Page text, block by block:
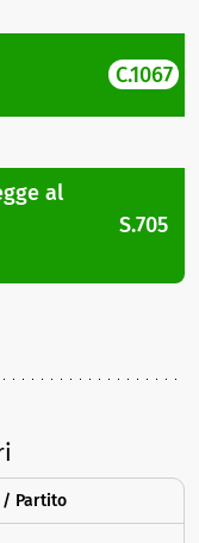
C.1067
al
S.705
/ Partito